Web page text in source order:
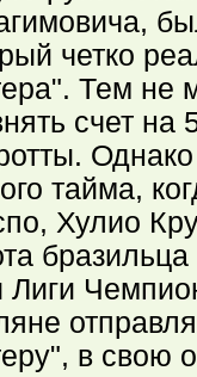
четко
Тем не
счет на
тайма,
Хулио
Лиги
в свою